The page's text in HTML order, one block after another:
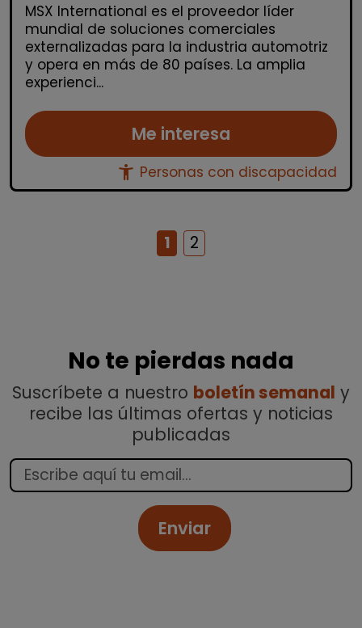
MSX International es el proveedor líder
mundial de soluciones comerciales
externalizadas para la industria automotriz
y opera en más de 80 países. La amplia
experienci...
Me interesa
accessibility_new Personas con discapacidad
1 2
No te pierdas nada
Suscríbete a nuestro boletín semanal y
recibe las últimas ofertas y noticias
publicadas
Enviar